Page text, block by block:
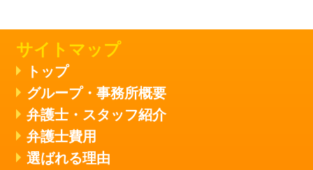
サイトマップ
トップ
グループ・事務所概要
弁護士・スタッフ紹介
弁護士費用
選ばれる理由